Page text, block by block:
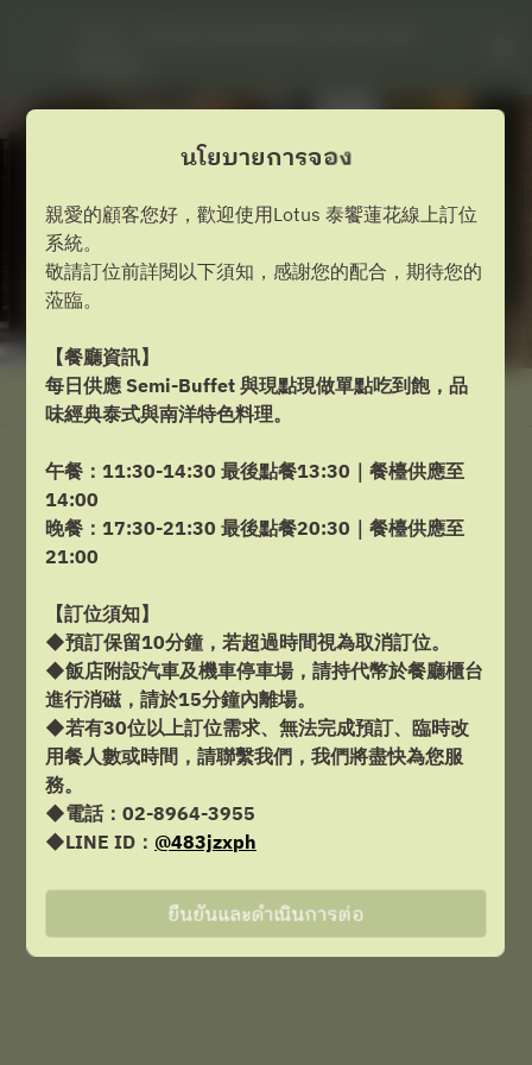
ดูนโยบายการจอง
Lotus
จำนวนแขก 2 คน
เลือกเวลา
ค้นหาโต๊ะ
Powered by
นโยบายการจอง
親愛的顧客您好，歡迎使用Lotus 泰饗蓮花線上訂位
系統。
敬請訂位前詳閱以下須知，感謝您的配合，期待您的
蒞臨。
【餐廳資訊】
每日供應 Semi-Buffet 與現點現做單點吃到飽，品
味經典泰式與南洋特色料理。
午餐：11:30-14:30 最後點餐13:30｜餐檯供應至
14:00
晚餐：17:30-21:30 最後點餐20:30｜餐檯供應至
21:00
【訂位須知】
◆預訂保留10分鐘，若超過時間視為取消訂位。
◆飯店附設汽車及機車停車場，請持代幣於餐廳櫃台
進行消磁，請於15分鐘內離場。
◆若有30位以上訂位需求、無法完成預訂、臨時改
用餐人數或時間，請聯繫我們，我們將盡快為您服
務。
◆電話：02-8964-3955
◆LINE ID： @483jzxph
ยืนยันและดำเนินการต่อ